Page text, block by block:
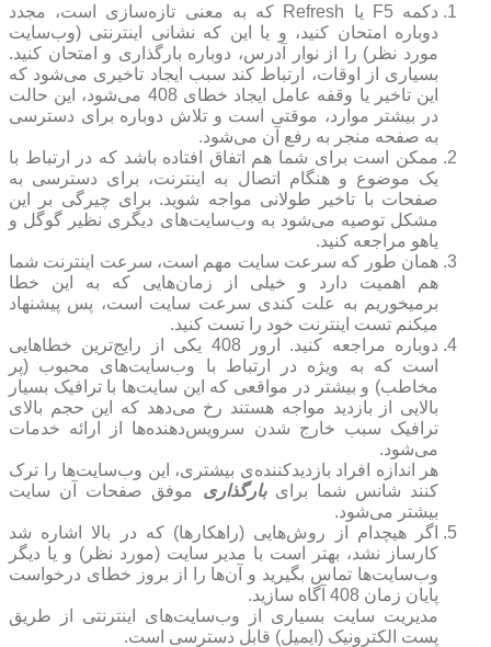
دکمه F5 یا Refresh که به معنی تازه‌سازی است، مجدد
دوباره امتحان کنید، و یا این که نشانی اینترنتی (وب‌سایت
مورد نظر) را از نوار آدرس، دوباره بارگذاری و امتحان کنید.
بسیاری از اوقات، ارتباط کند سبب ایجاد تاخیری می‌شود که
این تاخیر یا وقفه عامل ایجاد خطای 408 می‌شود، این حالت
در بیشتر موارد، موقتی است و تلاش دوباره برای دسترسی
به صفحه منجر به رفع آن می‌شود.
ممکن است برای شما هم اتفاق افتاده باشد که در ارتباط با
یک موضوع و هنگام اتصال به اینترنت، برای دسترسی به
صفحات با تاخیر طولانی مواجه شوید. برای چیرگی بر این
مشکل توصیه می‌شود به وب‌سایت‌های دیگری نظیر گوگل و
یاهو مراجعه کنید.
همان طور که سرعت سایت مهم است، سرعت اینترنت شما
هم اهمیت دارد و خیلی از زمان‌هایی که به این خطا
برمیخوریم به علت کندی سرعت سایت است، پس پیشنهاد
میکنم تست اینترنت خود را تست کنید.
دوباره مراجعه کنید. ارور 408 یکی از رایج‌ترین خطاهایی
است که به ویژه در ارتباط با وب‌سایت‌های محبوب (پر
مخاطب) و بیشتر در مواقعی که این سایت‌ها با ترافیک بسیار
بالایی از بازدید مواجه هستند رخ می‌دهد که این حجم بالای
ترافیک سبب خارج شدن سرویس‌دهنده‌ها از ارائه خدمات
می‌شود.
هر اندازه افراد بازدیدکننده‌ی بیشتری، این وب‌سایت‌ها را ترک
کنند شانس شما برایبارگذاری موفق صفحات آن سایت
بیشتر می‌شود.
اگر هیچدام از روش‌هایی (راهکارها) که در بالا اشاره شد
کارساز نشد، بهتر است با مدیر سایت (مورد نظر) و یا دیگر
وب‌سایت‌ها تماس بگیرید و آن‌ها را از بروز خطای درخواست
پایان زمان 408 آگاه سازید.
مدیریت سایت بسیاری از وب‌سایت‌های اینترنتی از طریق
پست الکترونیک (ایمیل) قابل دسترسی است.